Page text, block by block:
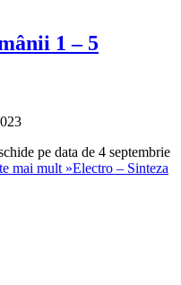
1 – 5
pe data de 4 septembrie
mai mult »Electro – Sinteza